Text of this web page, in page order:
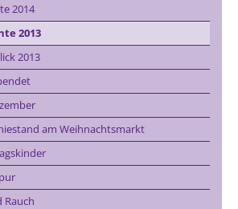
2014
2013
2013
am Weihnachtsmarkt
Rauch